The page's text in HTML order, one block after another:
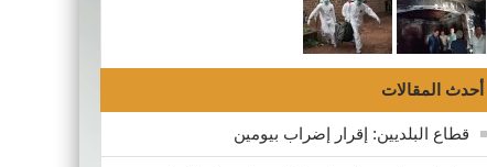
أحدث المقالات
قطاع البلديين: إقرار إضراب بيومين